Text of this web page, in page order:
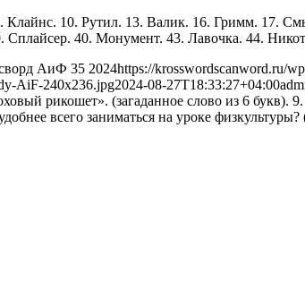
10. Рутил. 13. Валик. 16. Гримм. 17.
40. Монумент. 43. Лавочка. 44.
АиФ 35 2024https://krosswordscanword.ru/
AiF-240x236.jpg2024-08-27T18:33:27+04:00
рикошет». (загаданное слово из 6
всего заниматься на уроке физкультуры?